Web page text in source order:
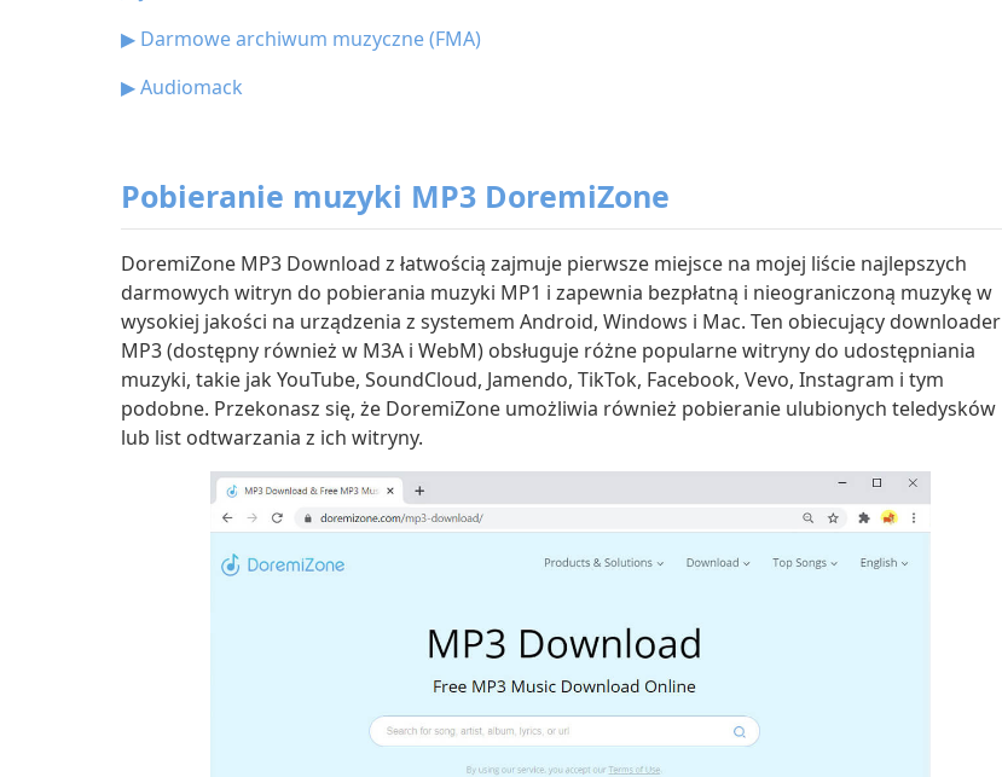
▶ Darmowe archiwum muzyczne (FMA)
▶Audiomack
Pobieranie muzyki MP3 DoremiZone
DoremiZone MP3 Download z łatwością zajmuje pierwsze miejsce na mojej liście najlepszych
darmowych witryn do pobierania muzyki MP1 i zapewnia bezpłatną i nieograniczoną muzykę w
wysokiej jakości na urządzenia z systemem Android, Windows i Mac. Ten obiecujący downloader
MP3 (dostępny również w M3A i WebM) obsługuje różne popularne witryny do udostępniania
muzyki, takie jak YouTube, SoundCloud, Jamendo, TikTok, Facebook, Vevo, Instagram i tym
podobne. Przekonasz się, że DoremiZone umożliwia również pobieranie ulubionych teledysków
lub list odtwarzania z ich witryny.